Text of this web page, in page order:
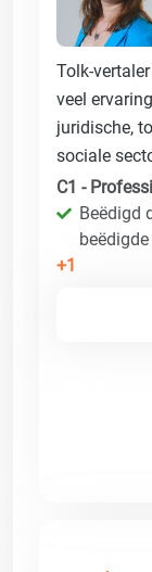
Tolk-
veel
juridische,
sociale
C1 -
Beëdigd
+1